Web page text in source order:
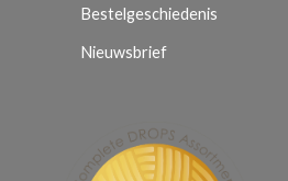
Bestelgeschiedenis
Nieuwsbrief